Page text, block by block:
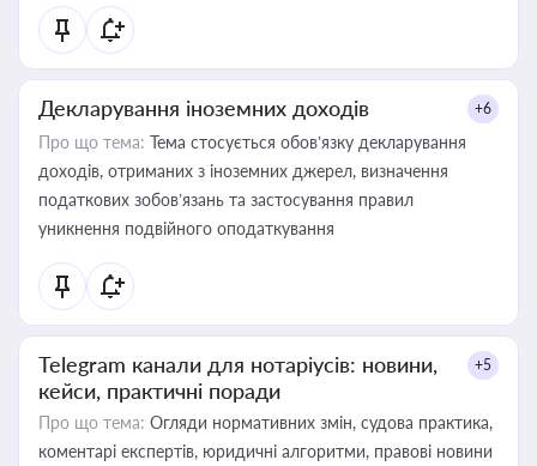
Декларування іноземних доходів +6
Про що тема: Тема стосується обов’язку декларування
доходів, отриманих з іноземних джерел, визначення
податкових зобов’язань та застосування правил
уникнення подвійного оподаткування
Telegram канали для нотаріусів: новини,
кейси, практичні поради
+5
Про що тема: Огляди нормативних змін, судова практика,
коментарі експертів, юридичні алгоритми, правові новини